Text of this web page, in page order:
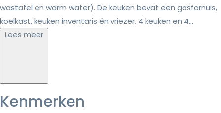
wastafel en warm water). De keuken bevat een gasfornuis,
koelkast, keuken inventaris én vriezer. 4 keuken en 4...
Lees meer
Kenmerken